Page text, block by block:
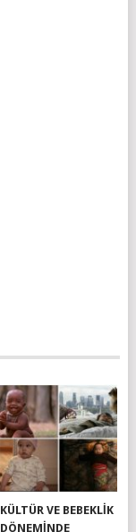
KÜLTÜR VE BEBEKLIK
DÖNEMINDE